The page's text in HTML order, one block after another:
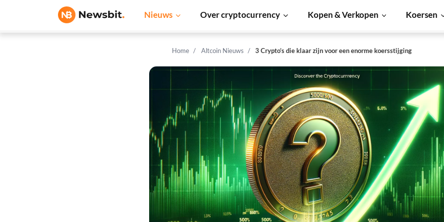
Nieuws Over cryptocurrency Kopen & Verkopen Koersen
Home Altcoin Nieuws 3 Crypto’s die klaar zijn voor een enorme koersstijging